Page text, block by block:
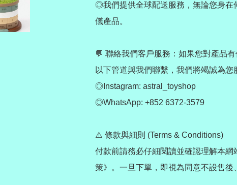
◎我們提供全球配送服務，無論您身在
儀產品。
💬 聯絡我們客戶服務：如果您對產品
以下管道與我們聯繫，我們將竭誠為您
◎Instagram: astral_toyshop
◎WhatsApp: +852 6372-3579
⚠️ 條款與細則 (Terms & Conditions)
付款前請務必仔細閱讀並確認理解本網
策》。一旦下單，即視為同意不設售後